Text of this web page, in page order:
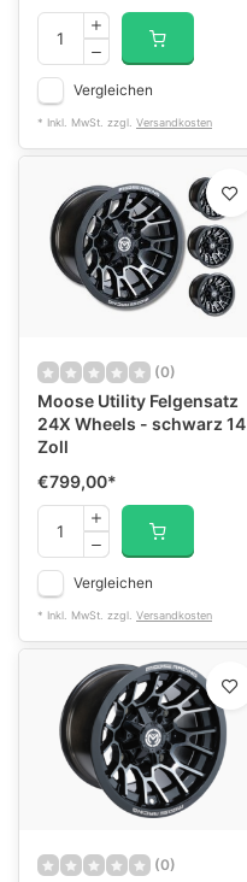
Vergleichen
* Inkl. MwSt. zzgl. Versandkosten
(0)
Moose Utility Felgensatz
24X Wheels - schwarz 14
Zoll
€799,00*
Vergleichen
* Inkl. MwSt. zzgl. Versandkosten
(0)